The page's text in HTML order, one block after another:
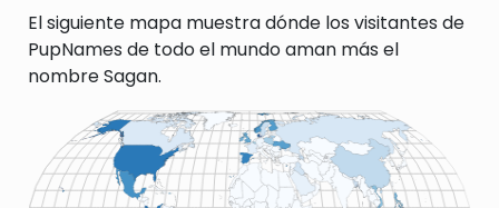
El siguiente mapa muestra dónde los visitantes de
PupNames de todo el mundo aman más el
nombre Sagan.